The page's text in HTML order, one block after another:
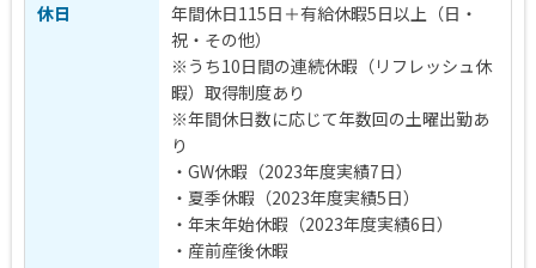
休日
年間休日115日＋有給休暇5日以上（日・
祝・その他）
※うち10日間の連続休暇（リフレッシュ休
暇）取得制度あり
※年間休日数に応じて年数回の土曜出勤あ
り
・GW休暇（2023年度実績7日）
・夏季休暇（2023年度実績5日）
・年末年始休暇（2023年度実績6日）
・産前産後休暇